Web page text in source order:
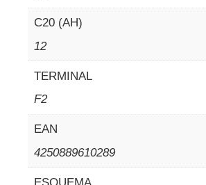
C20 (AH)
12
TERMINAL
F2
EAN
4250889610289
ESQUEMA